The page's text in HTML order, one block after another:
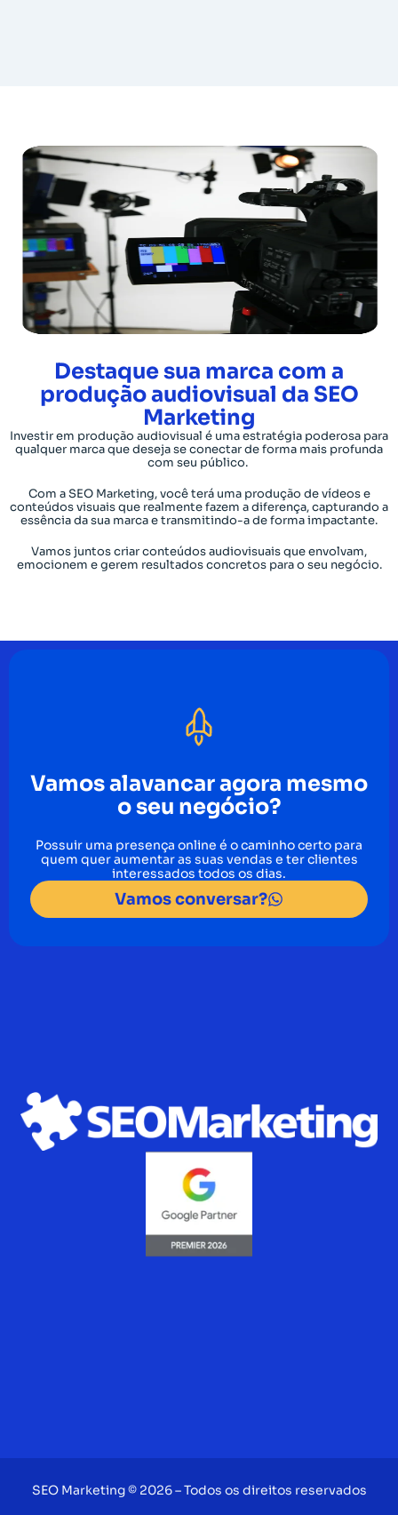
Destaque sua marca com a
produção audiovisual da SEO
Marketing
Investir em produção audiovisual é uma estratégia poderosa para
qualquer marca que deseja se conectar de forma mais profunda
com seu público.
Com a SEO Marketing, você terá uma produção de vídeos e
conteúdos visuais que realmente fazem a diferença, capturando a
essência da sua marca e transmitindo-a de forma impactante.
Vamos juntos criar conteúdos audiovisuais que envolvam,
emocionem e gerem resultados concretos para o seu negócio.
Vamos alavancar agora mesmo
o seu negócio?
Possuir uma presença online é o caminho certo para
quem quer aumentar as suas vendas e ter clientes
interessados todos os dias.
Vamos conversar?
SEO Marketing © 2026 – Todos os direitos reservados